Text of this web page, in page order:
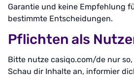
Garantie und keine Empfehlung
bestimmte Entscheidungen.
Pflichten als
Bitte nutze casiqo.com/de nur
Schau dir Inhalte an, informier